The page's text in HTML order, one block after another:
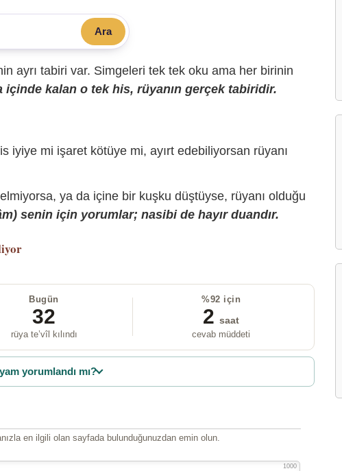
Ara
ayrı tabiri var. Simgeleri tek tek oku ama her birinin
içinde kalan o tek his, rüyanın gerçek tabiridir.
iyiye mi işaret kötüye mi, ayırt edebiliyorsan rüyanı
ya da içine bir kuşku düştüyse, rüyanı olduğu
senin için yorumlar; nasibi de hayır duandır.
Bugün
32
rüya te’vîl kılındı
%92 için
2 saat
cevab müddeti
yorumlandı mı?
en ilgili olan sayfada bulunduğunuzdan emin olun.
1000